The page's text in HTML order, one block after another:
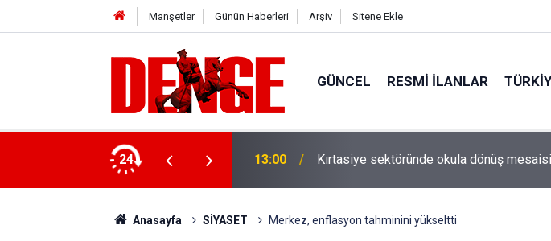
Manşetler Günün Haberleri Arşiv Sitene Ekle
GÜNCEL RESMI İLANLAR
24
lira finansman sağlandı 13:00 Kırtasiye sektöründe okula dönüş
Anasayfa SİYASET Merkez, enflasyon tahminini yükseltti